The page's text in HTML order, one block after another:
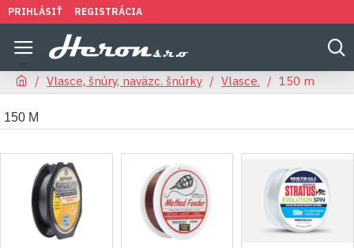
PRIHLÁSIŤ REGISTRÁCIA
Vlasce, šnúry, naväzc. šnúrky Vlasce. 150 m
150 M